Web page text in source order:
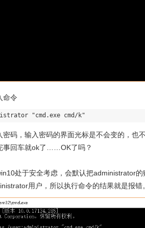
命令
密码，输入密码的界面光标是不会变的，也
事回车就ok了……OK了吗？
处于安全考虑，会默认把administrator
用户，所以执行命令的结果就是报错。